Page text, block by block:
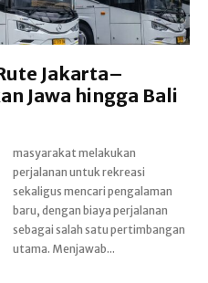
Jakarta–
Jawa hingga Bali
utama. Menjawab...